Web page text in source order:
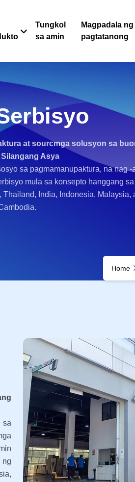
Tungkol
sa amin
Magpadala ng
pagtatanong
at sourcmga solusyon sa
Asya
sa pagmamanupaktura, na nag -
mula sa konsepto hanggang sa
India, Indonesia, Malaysia,
Home